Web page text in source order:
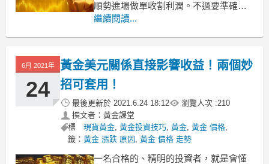
順勢進場做單收割利潤。不過要準確判
斷黃金的後市走向，我們往往需要以國
投資市場中的重要數據，非農數據的會
對黃金產生影響嗎？效果如何？
1、非農數據會影響金價起伏
繼續閱讀...
6月 2021年
24
黃金美元關係直接影響收益！兩個妙
招可套用！
最後更新於 2021.6.24 18:12 瀏覽人次 :210
撰文者：黃金課堂
標
籤：
現貨黃金,黃金投資技巧,黃金,黃金 價格,
黃金 漲跌 原因 ,黃金 價格 走勢
一名合格的、精明的投資者，就是會懂